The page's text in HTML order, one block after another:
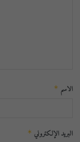
الاسم *
البريد الإلكتروني *